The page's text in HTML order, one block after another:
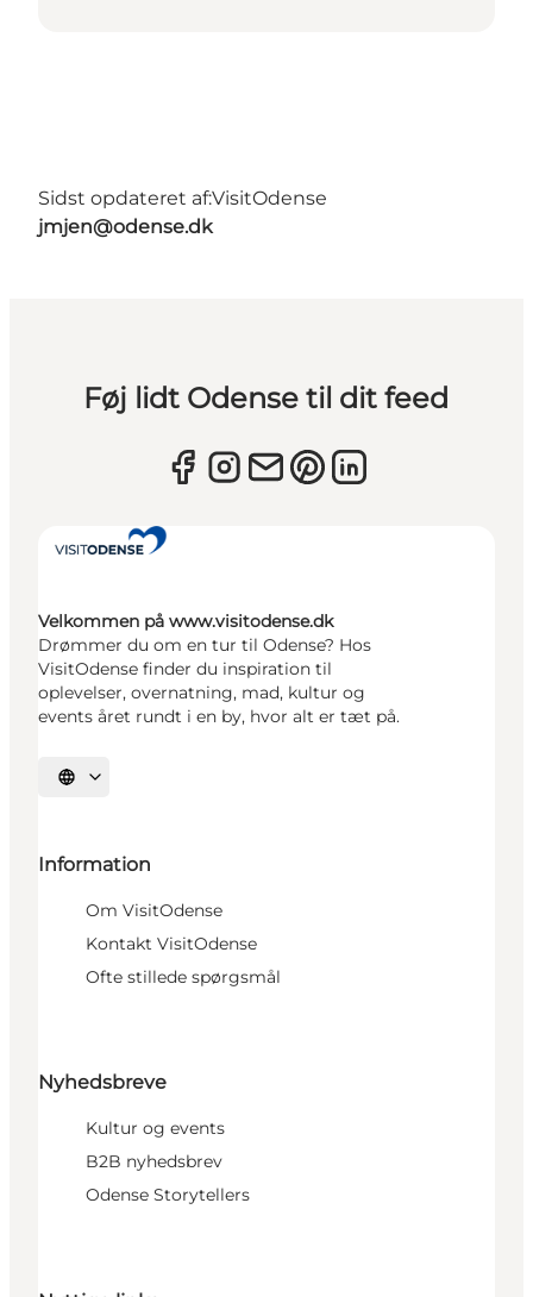
Sidst opdateret af:VisitOdense
jmjen@odense.dk
Føj lidt Odense til dit feed
Velkommen på www.visitodense.dk
Drømmer du om en tur til Odense? Hos
VisitOdense finder du inspiration til
oplevelser, overnatning, mad, kultur og
events året rundt i en by, hvor alt er tæt på.
Vælg sprog
Information
Om VisitOdense
Kontakt VisitOdense
Ofte stillede spørgsmål
Nyhedsbreve
Kultur og events
B2B nyhedsbrev
Odense Storytellers